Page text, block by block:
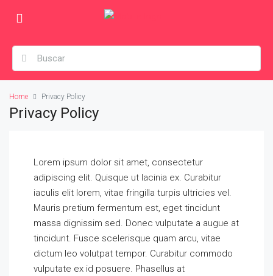
Home Privacy Policy
Privacy Policy
Lorem ipsum dolor sit amet, consectetur
adipiscing elit. Quisque ut lacinia ex. Curabitur
iaculis elit lorem, vitae fringilla turpis ultricies vel.
Mauris pretium fermentum est, eget tincidunt
massa dignissim sed. Donec vulputate a augue at
tincidunt. Fusce scelerisque quam arcu, vitae
dictum leo volutpat tempor. Curabitur commodo
vulputate ex id posuere. Phasellus at